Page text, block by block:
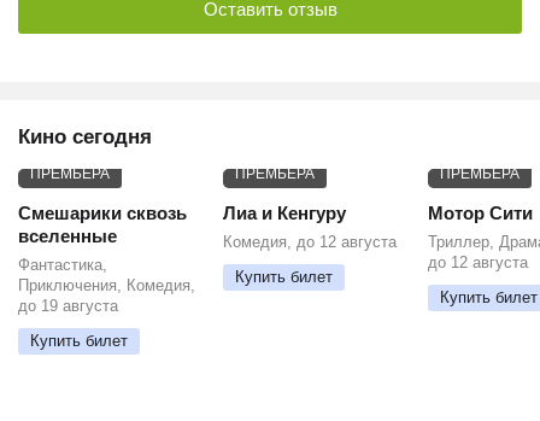
Оставить отзыв
Кино сегодня
ПРЕМЬЕРА
Смешарики сквозь
вселенные
Фантастика,
Приключения, Комедия,
до 19 августа
Купить билет
ПРЕМЬЕРА
Лиа и Кенгуру
Комедия, до 12 августа
Купить билет
ПРЕМЬЕРА
Мотор Сити
Триллер,
до 12 августа
Купить билет